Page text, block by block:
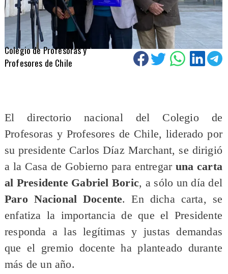
Colegio de Profesoras y
Profesores de Chile
El directorio nacional del Colegio de
Profesoras y Profesores de Chile, liderado por
su presidente Carlos Díaz Marchant, se dirigió
a la Casa de Gobierno para entregar una carta
al Presidente Gabriel Boric, a sólo un día del
Paro Nacional Docente. En dicha carta, se
enfatiza la importancia de que el Presidente
responda a las legítimas y justas demandas
que el gremio docente ha planteado durante
más de un año.